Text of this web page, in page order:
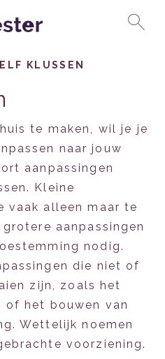
de homepage
KLUSSEN
te maken, wil je je
naar jouw
aanpassingen
Kleine
vaak alleen maar te
aanpassingen
nodig.
die niet of
zijn, zoals het
of het bouwen van
Wettelijk noemen
voorziening.